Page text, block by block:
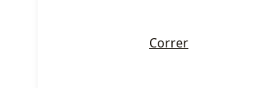
Correr